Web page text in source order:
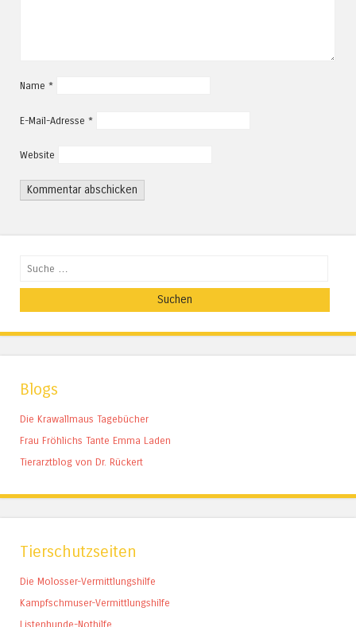
Name *
E-Mail-Adresse *
Website
Suchen
Blogs
Die Krawallmaus Tagebücher
Frau Fröhlichs Tante Emma Laden
Tierarztblog von Dr. Rückert
Tierschutzseiten
Die Molosser-Vermittlungshilfe
Kampfschmuser-Vermittlungshilfe
Listenhunde-Nothilfe